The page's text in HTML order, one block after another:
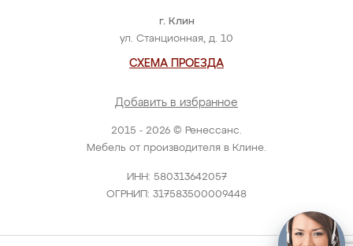
2015 - 2026 © Ренессанс.
Мебель от производителя в Клине.
ИНН: 580313642057
ОГРНИП: 317583500009448
г. Клин
ул. Станционная, д. 10
СХЕМА ПРОЕЗДА
Добавить в избранное